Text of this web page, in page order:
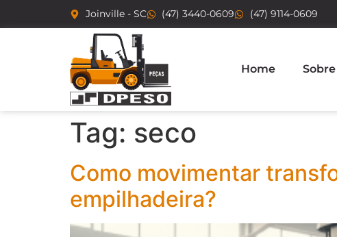
Joinville - SC (47) 3440-0609 (47) 9114-0609
Home Sobre
Tag: seco
Como movimentar
empilhadeira?